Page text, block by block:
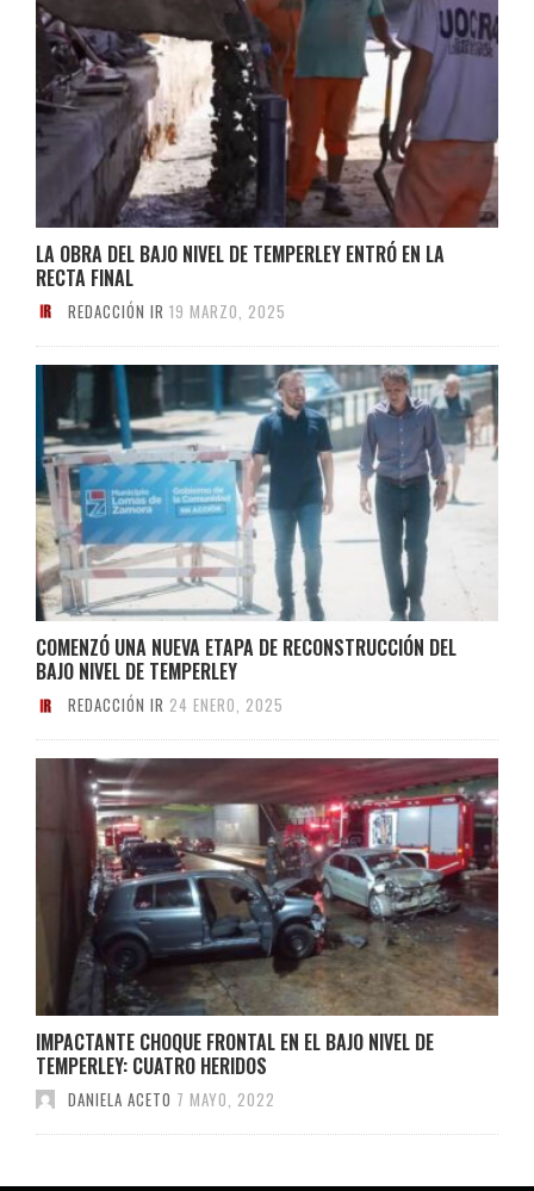
LA OBRA DEL BAJO NIVEL DE TEMPERLEY ENTRÓ EN LA
RECTA FINAL
REDACCIÓN IR 19 MARZO, 2025
COMENZÓ UNA NUEVA ETAPA DE RECONSTRUCCIÓN DEL
BAJO NIVEL DE TEMPERLEY
REDACCIÓN IR 24 ENERO, 2025
IMPACTANTE CHOQUE FRONTAL EN EL BAJO NIVEL DE
TEMPERLEY: CUATRO HERIDOS
DANIELA ACETO 7 MAYO, 2022